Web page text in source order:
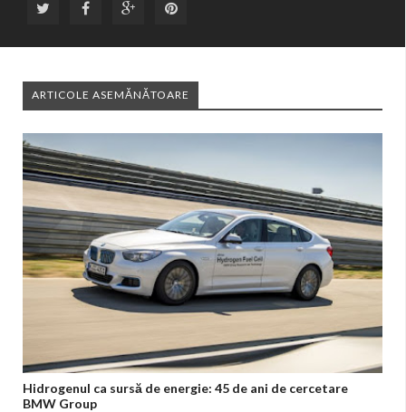
ARTICOLE ASEMĂNĂTOARE
Hidrogenul ca sursă de energie: 45 de ani de cercetare
BMW Group